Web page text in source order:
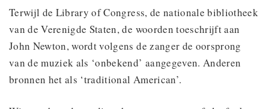
Terwijl de Library of Congress, de nationale bibliotheek
van de Verenigde Staten, de woorden toeschrijft aan
John Newton, wordt volgens de zanger de oorsprong
van de muziek als ‘onbekend’ aangegeven. Anderen
bronnen het als ‘traditional American’.